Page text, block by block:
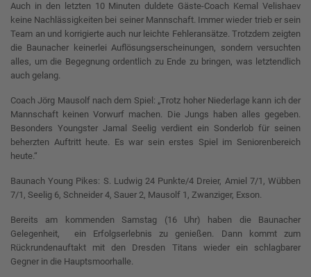
Auch in den letzten 10 Minuten duldete Gäste-Coach Kemal Velishaev
keine Nachlässigkeiten bei seiner Mannschaft. Immer wieder trieb er sein
Team an und korrigierte auch nur leichte Fehleransätze. Trotzdem zeigten
die Baunacher keinerlei Auflösungserscheinungen, sondern versuchten
alles, um die Begegnung ordentlich zu Ende zu bringen, was letztendlich
auch gelang.
Coach Jörg Mausolf nach dem Spiel: „Trotz hoher Niederlage kann ich der
Mannschaft keinen Vorwurf machen. Die Jungs haben alles gegeben.
Besonders Youngster Jamal Seelig verdient ein Sonderlob für seinen
beherzten Auftritt heute. Es war sein erstes Spiel im Seniorenbereich
heute.“
Baunach Young Pikes: S. Ludwig 24 Punkte/4 Dreier, Amiel 7/1, Wübben
7/1, Seelig 6, Schneider 4, Sauer 2, Mausolf 1, Zwanziger, Exson.
Bereits am kommenden Samstag (16 Uhr) haben die Baunacher
Gelegenheit, ein Erfolgserlebnis zu genießen. Dann kommt zum
Rückrundenauftakt mit den Dresden Titans wieder ein schlagbarer
Gegner in die Hauptsmoorhalle.